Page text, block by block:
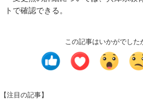
トで確認できる。
この記事はいかがでした
【注目の記事】